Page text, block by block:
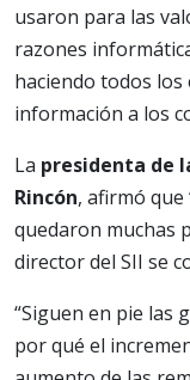
usaron para las
razones
haciendo todos
información a los
La presidenta de
Rincón, afirmó
quedaron muchas
director del SII se
“Siguen en pie las
por qué el